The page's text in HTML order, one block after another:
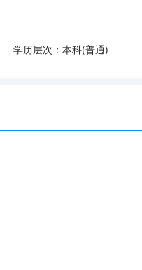
学历层次：本科(普通)